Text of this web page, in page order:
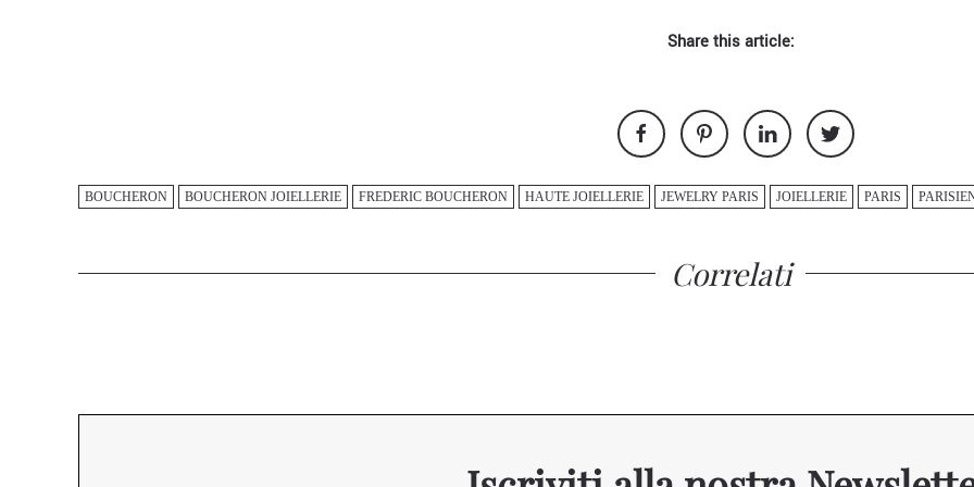
Share this article:
BOUCHERON BOUCHERON JOIELLERIE FREDERIC BOUCHERON HAUTE JOIELLERIE JEWELRY PARIS JOIELLERIE PARIS
Correlati